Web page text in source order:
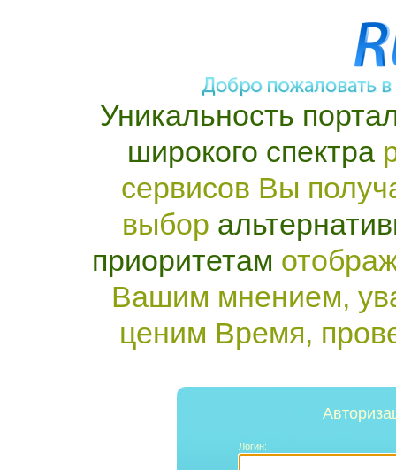
Уникальность
широкого спектра
сервисов Вы
выбор
приоритетам
Вашим мнением,
ценим Время,
Логин: